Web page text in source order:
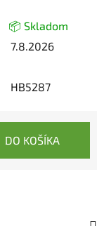
📦 Skladom
7.8.2026
HB5287
DO KOŠÍKA